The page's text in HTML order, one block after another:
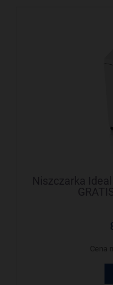
Niszczarka